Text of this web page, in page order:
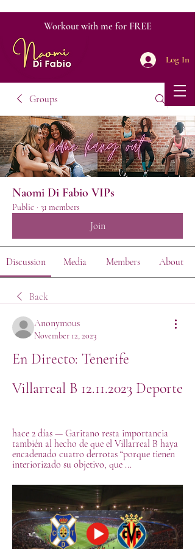
Workout with me for FREE
Log In
Groups
Naomi Di Fabio VIPs
Public · 31 members
Join
Discussion Media Members About
Back
Anonymous
November 12, 2023
En Directo: Tenerife
Villarreal B 12.11.2023 Deporte
hace 2 días — Garitano resta importancia
también al hecho de que el Villarreal B haya
encadenado cuatro derrotas “porque tienen
interiorizado su objetivo, que ...